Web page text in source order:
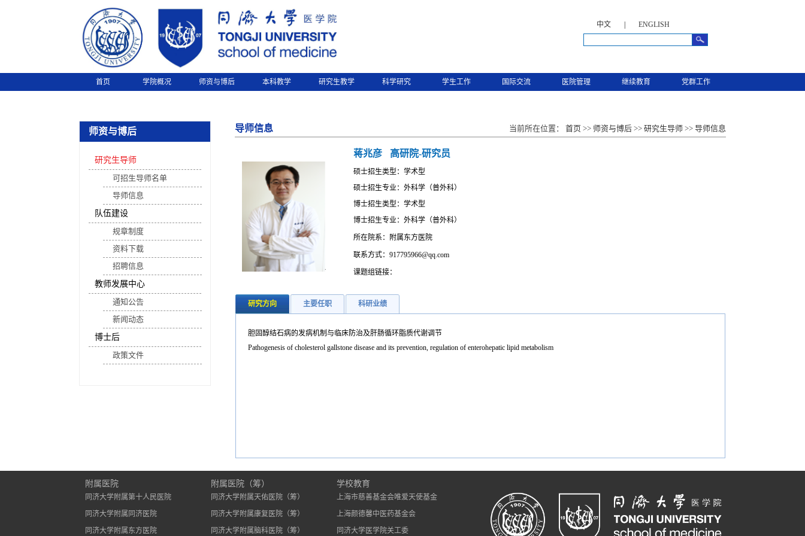
中文 ENGLISH
首页 学院概况 师资与博后 本科教学 研究生教学 科学研究 学生工作 国际交流 医院管理 继续教育 党群工作
师资与博后
研究生导师
可招生导师名单
导师信息
队伍建设
规章制度
资料下载
招聘信息
教师发展中心
通知公告
新闻动态
博士后
政策文件
导师信息 当前所在位置： 首页 >> 师资与博后 >> 研究生导师 >> 导师信息
蒋兆彦 高研院-研究员
硕士招生类型：学术型
硕士招生专业：外科学（普外科）
博士招生类型：学术型
博士招生专业：外科学（普外科）
所在院系：附属东方医院
联系方式：917795966@qq.com
课题组链接：
研究方向 主要任职 科研业绩
胆固醇结石病的发病机制与临床防治及肝肠循环脂质代谢调节
Pathogenesis of cholesterol gallstone disease and its prevention, regulation of enterohepatic lipid metabolism
附属医院
同济大学附属第十人民医院
同济大学附属同济医院
同济大学附属东方医院
附属医院（筹）
同济大学附属天佑医院（筹）
同济大学附属康复医院（筹）
同济大学附属脑科医院（筹）
学校教育
上海市慈善基金会唯爱天使基金
上海颜德馨中医药基金会
同济大学医学院关工委